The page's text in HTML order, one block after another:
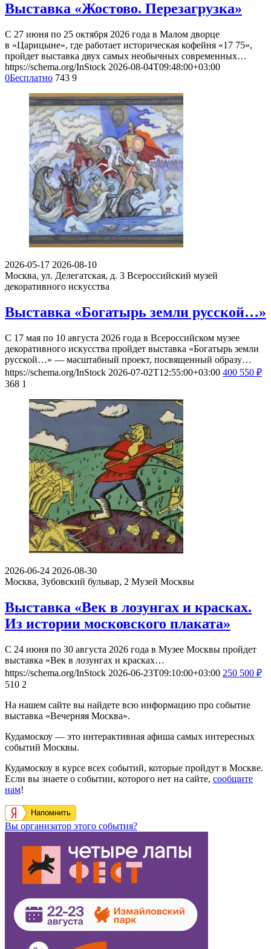
Выставка «Жостово. Перезагрузка»
С 27 июня по 25 октября 2026 года в Малом дворце
в «Царицыне», где работает историческая кофейня «17 75»,
пройдет выставка двух самых необычных современных…
https://schema.org/InStock 2026-08-04T09:48:00+03:00
0Бесплатно 743 9
2026-05-17 2026-08-10
Москва, ул. Делегатская, д. 3 Всероссийский музей
декоративного искусства
Выставка «Богатырь земли русской…»
С 17 мая по 10 августа 2026 года в Всероссийском музее
декоративного искусства пройдет выставка «Богатырь земли
русской…» — масштабный проект, посвященный образу…
https://schema.org/InStock 2026-07-02T12:55:00+03:00 400 550 ₽
368 1
2026-06-24 2026-08-30
Москва, Зубовский бульвар, 2 Музей Москвы
Выставка «Век в лозунгах и красках.
Из истории московского плаката»
С 24 июня по 30 августа 2026 года в Музее Москвы пройдет
выставка «Век в лозунгах и красках…
https://schema.org/InStock 2026-06-23T09:10:00+03:00 250 500 ₽
510 2
На нашем сайте вы найдете всю информацию про событие
выставка «Вечерняя Москва».
Кудамоскоу — это интерактивная афиша самых интересных
событий Москвы.
Кудамоскоу в курсе всех событий, которые пройдут в Москве.
Если вы знаете о событии, которого нет на сайте, сообщите
нам!
Напомнить
Вы организатор этого события?